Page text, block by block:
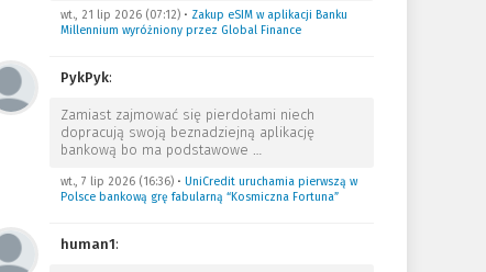
wt., 21 lip 2026 (07:12)• Zakup eSIM w aplikacji Banku
Millennium wyróżniony przez Global Finance
PykPyk:
Zamiast zajmować się pierdołami niech
dopracują swoją beznadziejną aplikację
bankową bo ma podstawowe …
wt., 7 lip 2026 (16:36)• UniCredit uruchamia pierwszą w
Polsce bankową grę fabularną “Kosmiczna Fortuna”
human1: